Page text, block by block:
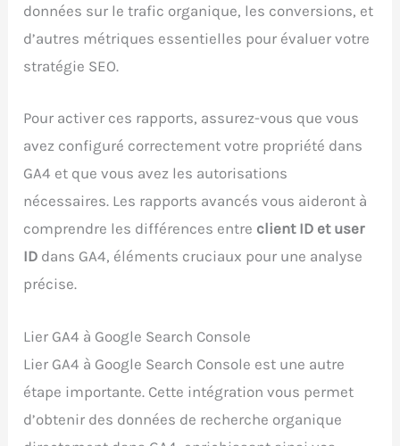
données sur le trafic organique, les conversions, et
d’autres métriques essentielles pour évaluer votre
stratégie SEO.
Pour activer ces rapports, assurez-vous que vous
avez configuré correctement votre propriété dans
GA4 et que vous avez les autorisations
nécessaires. Les rapports avancés vous aideront à
comprendre les différences entre client ID et user
ID dans GA4, éléments cruciaux pour une analyse
précise.
Lier GA4 à Google Search Console
Lier GA4 à Google Search Console est une autre
étape importante. Cette intégration vous permet
d’obtenir des données de recherche organique